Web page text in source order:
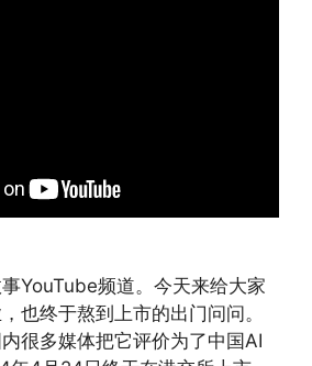
YouTube频道。今天来给大家
也终于熬到上市的出门问问。
很多媒体把它评价为了中国AI